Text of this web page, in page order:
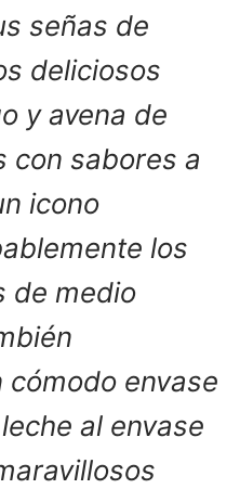
señas de
deliciosos
y avena de
con sabores a
icono
los
de medio
envase
al envase